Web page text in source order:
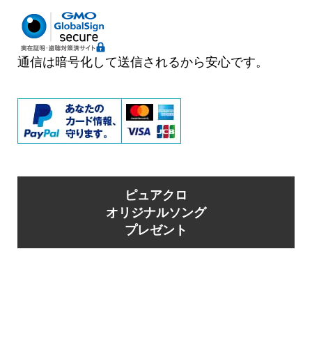
通信は暗号化して送信されるから安心です。
ピュアクロ
オリジナルソング
プレゼント